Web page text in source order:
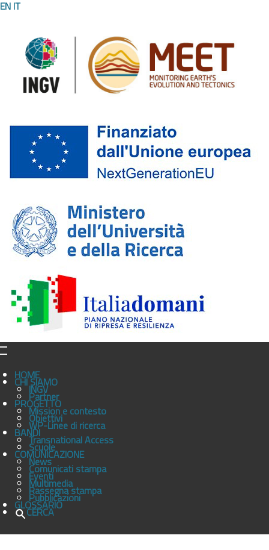
EN IT
HOME
CHI SIAMO
INGV
Partner
PROGETTO
Mission e contesto
Obiettivi
WP-Linee di ricerca
BANDITransnational Access
Scuole
COMUNICAZIONE
News
Comunicati stampa
Eventi
Multimedia
Rassegna stampa
Pubblicazioni
GLOSSARIO
CERCA